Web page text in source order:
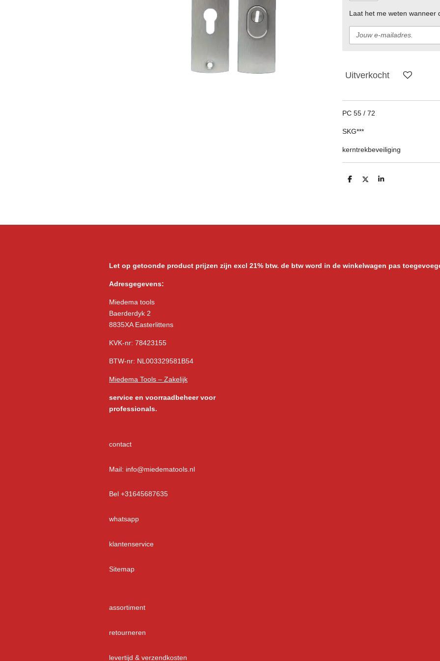
Laat het me weten wanneer
Uitverkocht
PC 55 / 72
SKG***
kerntrekbeveiliging
D
D
S
Let op getoonde product prijzen zijn excl 21% btw. de btw word in de winkelwagen pas
Adresgegevens:
Miedema tools
Baerderdyk 2
8835XA Easterlittens
KVK-nr: 78423155
BTW-nr: NL003329581B54
Miedema Tools – Zakelijk
service en voorraadbeheer voor
professionals.
contact
Mail: info@miedematools.nl
Bel +31645687635
whatsapp
klantenservice
Sitemap
assortiment
retourneren
levertijd & verzendkosten